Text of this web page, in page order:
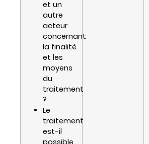
et un
autre
acteur
concernant
la finalité
et les
moyens
du
traitement
?
Le
traitement
est-il
possible